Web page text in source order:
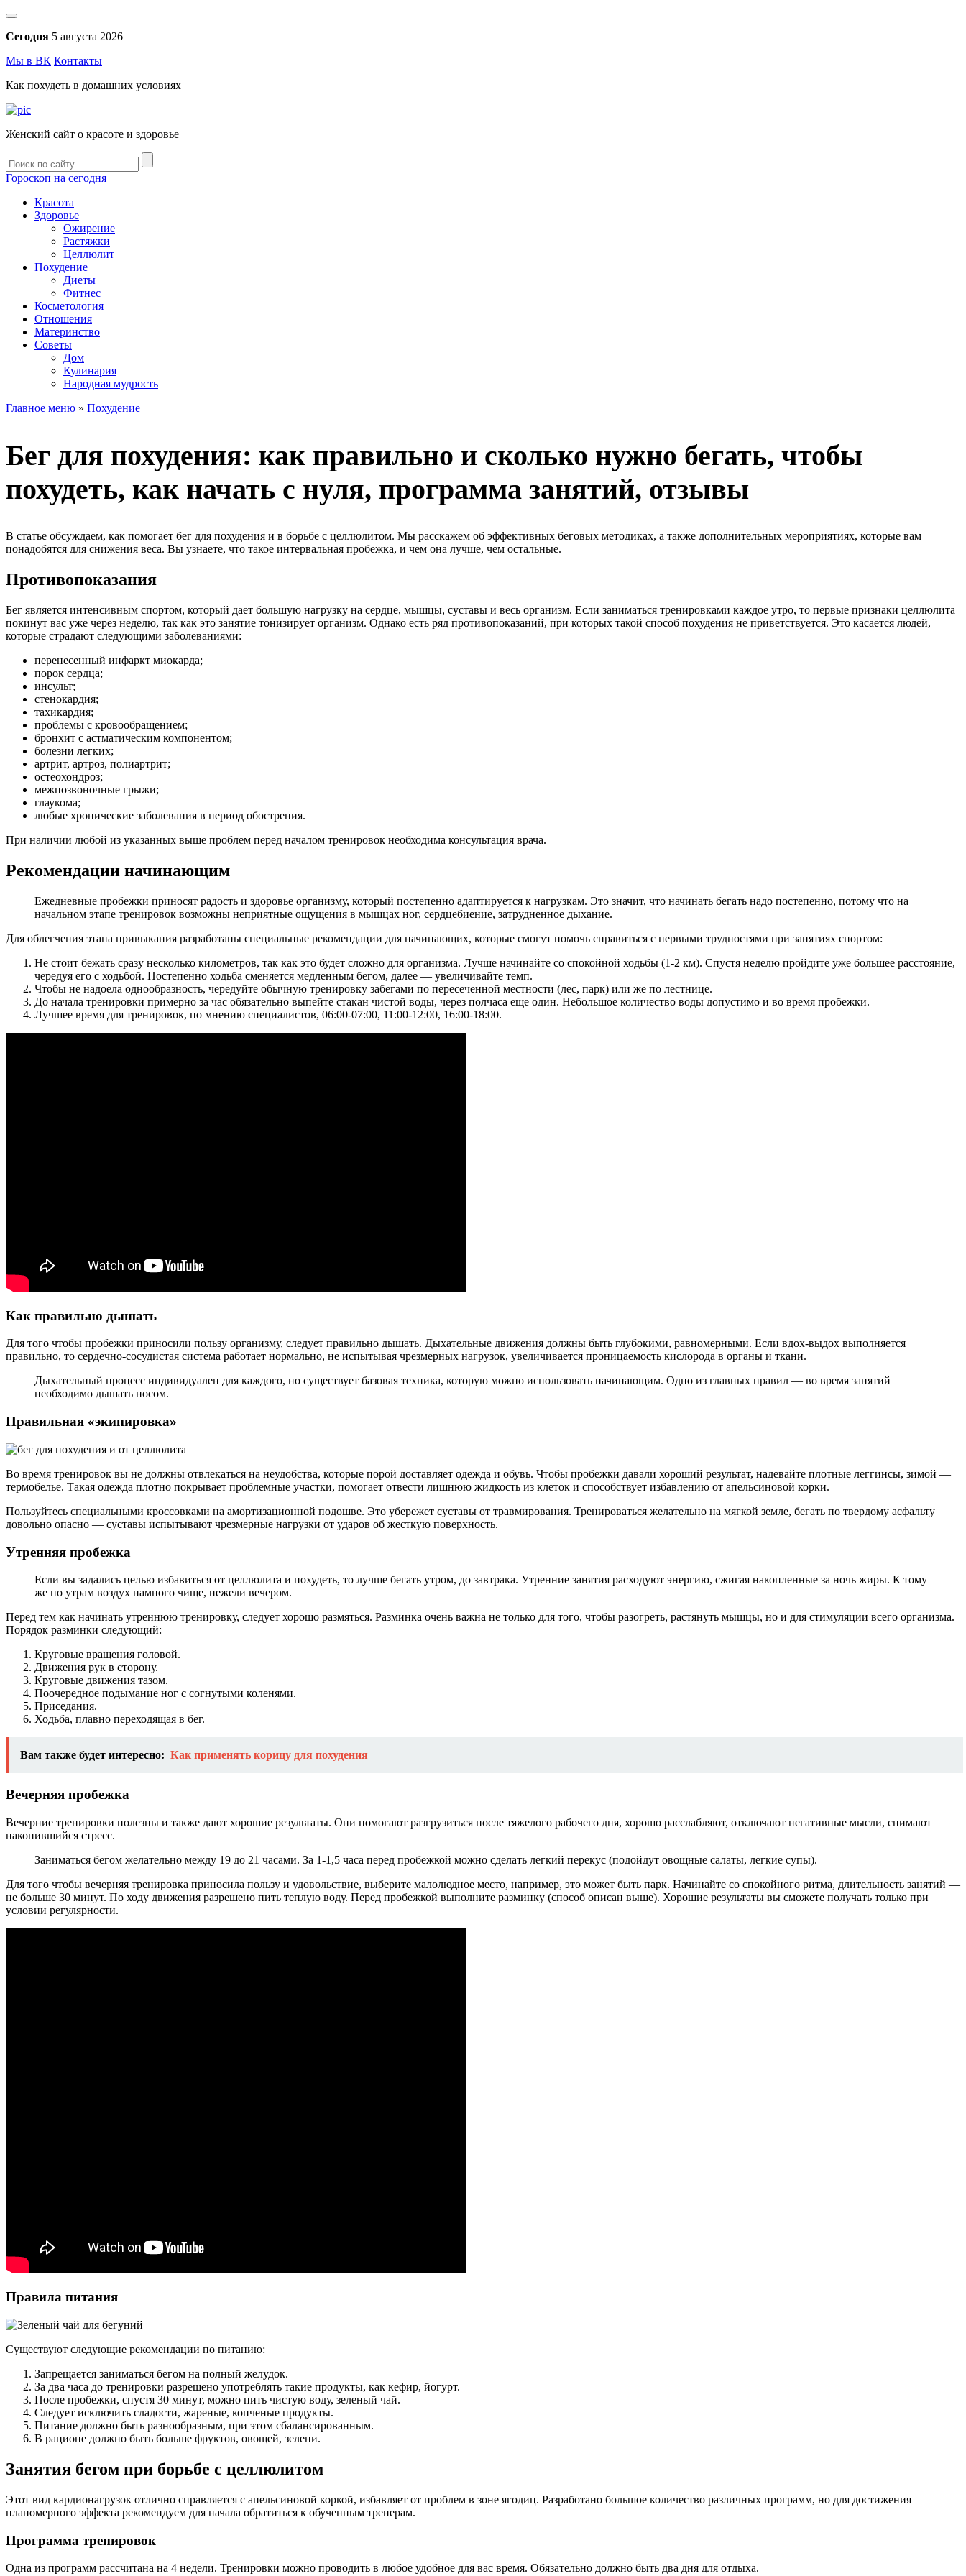
Сегодня 5 августа 2026
Мы в ВК Контакты
Как похудеть в домашних условиях
Женский сайт о красоте и здоровье
Гороскоп на сегодня
Красота
Здоровье
Ожирение
Растяжки
Целлюлит
Похудение
Диеты
Фитнес
Косметология
Отношения
Материнство
Советы
Дом
Кулинария
Народная мудрость
Главное меню » Похудение
Бег для похудения: как правильно и сколько нужно бегать, чтобы
похудеть, как начать с нуля, программа занятий, отзывы
В статье обсуждаем, как помогает бег для похудения и в борьбе с целлюлитом. Мы расскажем об эффективных беговых методиках, а также дополнительных мероприятиях, которые вам
понадобятся для снижения веса. Вы узнаете, что такое интервальная пробежка, и чем она лучше, чем остальные.
Противопоказания
Бег является интенсивным спортом, который дает большую нагрузку на сердце, мышцы, суставы и весь организм. Если заниматься тренировками каждое утро, то первые признаки целлюлита
покинут вас уже через неделю, так как это занятие тонизирует организм. Однако есть ряд противопоказаний, при которых такой способ похудения не приветствуется. Это касается людей,
которые страдают следующими заболеваниями:
перенесенный инфаркт миокарда;
порок сердца;
инсульт;
стенокардия;
тахикардия;
проблемы с кровообращением;
бронхит с астматическим компонентом;
болезни легких;
артрит, артроз, полиартрит;
остеохондроз;
межпозвоночные грыжи;
глаукома;
любые хронические заболевания в период обострения.
При наличии любой из указанных выше проблем перед началом тренировок необходима консультация врача.
Рекомендации начинающим
Ежедневные пробежки приносят радость и здоровье организму, который постепенно адаптируется к нагрузкам. Это значит, что начинать бегать надо постепенно, потому что на
начальном этапе тренировок возможны неприятные ощущения в мышцах ног, сердцебиение, затрудненное дыхание.
Для облегчения этапа привыкания разработаны специальные рекомендации для начинающих, которые смогут помочь справиться с первыми трудностями при занятиях спортом:
Не стоит бежать сразу несколько километров, так как это будет сложно для организма. Лучше начинайте со спокойной ходьбы (1-2 км). Спустя неделю пройдите уже большее расстояние,
чередуя его с ходьбой. Постепенно ходьба сменяется медленным бегом, далее — увеличивайте темп.
Чтобы не надоела однообразность, чередуйте обычную тренировку забегами по пересеченной местности (лес, парк) или же по лестнице.
До начала тренировки примерно за час обязательно выпейте стакан чистой воды, через полчаса еще один. Небольшое количество воды допустимо и во время пробежки.
Лучшее время для тренировок, по мнению специалистов, 06:00-07:00, 11:00-12:00, 16:00-18:00.
Как правильно дышать
Для того чтобы пробежки приносили пользу организму, следует правильно дышать. Дыхательные движения должны быть глубокими, равномерными. Если вдох-выдох выполняется
правильно, то сердечно-сосудистая система работает нормально, не испытывая чрезмерных нагрузок, увеличивается проницаемость кислорода в органы и ткани.
Дыхательный процесс индивидуален для каждого, но существует базовая техника, которую можно использовать начинающим. Одно из главных правил — во время занятий
необходимо дышать носом.
Правильная «экипировка»
Во время тренировок вы не должны отвлекаться на неудобства, которые порой доставляет одежда и обувь. Чтобы пробежки давали хороший результат, надевайте плотные леггинсы, зимой —
термобелье. Такая одежда плотно покрывает проблемные участки, помогает отвести лишнюю жидкость из клеток и способствует избавлению от апельсиновой корки.
Пользуйтесь специальными кроссовками на амортизационной подошве. Это убережет суставы от травмирования. Тренироваться желательно на мягкой земле, бегать по твердому асфальту
довольно опасно — суставы испытывают чрезмерные нагрузки от ударов об жесткую поверхность.
Утренняя пробежка
Если вы задались целью избавиться от целлюлита и похудеть, то лучше бегать утром, до завтрака. Утренние занятия расходуют энергию, сжигая накопленные за ночь жиры. К тому
же по утрам воздух намного чище, нежели вечером.
Перед тем как начинать утреннюю тренировку, следует хорошо размяться. Разминка очень важна не только для того, чтобы разогреть, растянуть мышцы, но и для стимуляции всего организма.
Порядок разминки следующий:
Круговые вращения головой.
Движения рук в сторону.
Круговые движения тазом.
Поочередное подымание ног с согнутыми коленями.
Приседания.
Ходьба, плавно переходящая в бег.
Вам также будет интересно: Как применять корицу для похудения
Вечерняя пробежка
Вечерние тренировки полезны и также дают хорошие результаты. Они помогают разгрузиться после тяжелого рабочего дня, хорошо расслабляют, отключают негативные мысли, снимают
накопившийся стресс.
Заниматься бегом желательно между 19 до 21 часами. За 1-1,5 часа перед пробежкой можно сделать легкий перекус (подойдут овощные салаты, легкие супы).
Для того чтобы вечерняя тренировка приносила пользу и удовольствие, выберите малолюдное место, например, это может быть парк. Начинайте со спокойного ритма, длительность занятий —
не больше 30 минут. По ходу движения разрешено пить теплую воду. Перед пробежкой выполните разминку (способ описан выше). Хорошие результаты вы сможете получать только при
условии регулярности.
Правила питания
Существуют следующие рекомендации по питанию:
Запрещается заниматься бегом на полный желудок.
За два часа до тренировки разрешено употреблять такие продукты, как кефир, йогурт.
После пробежки, спустя 30 минут, можно пить чистую воду, зеленый чай.
Следует исключить сладости, жареные, копченые продукты.
Питание должно быть разнообразным, при этом сбалансированным.
В рационе должно быть больше фруктов, овощей, зелени.
Занятия бегом при борьбе с целлюлитом
Этот вид кардионагрузок отлично справляется с апельсиновой коркой, избавляет от проблем в зоне ягодиц. Разработано большое количество различных программ, но для достижения
планомерного эффекта рекомендуем для начала обратиться к обученным тренерам.
Программа тренировок
Одна из программ рассчитана на 4 недели. Тренировки можно проводить в любое удобное для вас время. Обязательно должно быть два дня для отдыха.